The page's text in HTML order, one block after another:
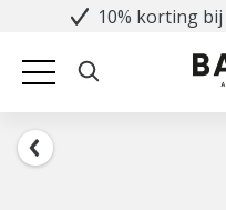
10% korting